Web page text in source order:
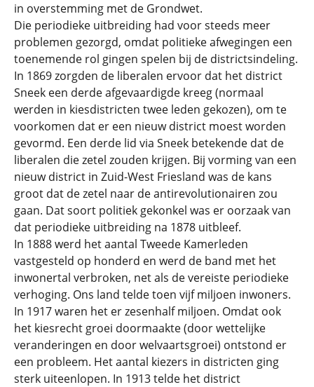
in overstemming met de Grondwet.
Die periodieke uitbreiding had voor steeds meer
problemen gezorgd, omdat politieke afwegingen een
toenemende rol gingen spelen bij de districtsindeling.
In 1869 zorgden de liberalen ervoor dat het district
Sneek een derde afgevaardigde kreeg (normaal
werden in kiesdistricten twee leden gekozen), om te
voorkomen dat er een nieuw district moest worden
gevormd. Een derde lid via Sneek betekende dat de
liberalen die zetel zouden krijgen. Bij vorming van een
nieuw district in Zuid-West Friesland was de kans
groot dat de zetel naar de antirevolutionairen zou
gaan. Dat soort politiek gekonkel was er oorzaak van
dat periodieke uitbreiding na 1878 uitbleef.
In 1888 werd het aantal Tweede Kamerleden
vastgesteld op honderd en werd de band met het
inwonertal verbroken, net als de vereiste periodieke
verhoging. Ons land telde toen vijf miljoen inwoners.
In 1917 waren het er zesenhalf miljoen. Omdat ook
het kiesrecht groei doormaakte (door wettelijke
veranderingen en door welvaartsgroei) ontstond er
een probleem. Het aantal kiezers in districten ging
sterk uiteenlopen. In 1913 telde het district